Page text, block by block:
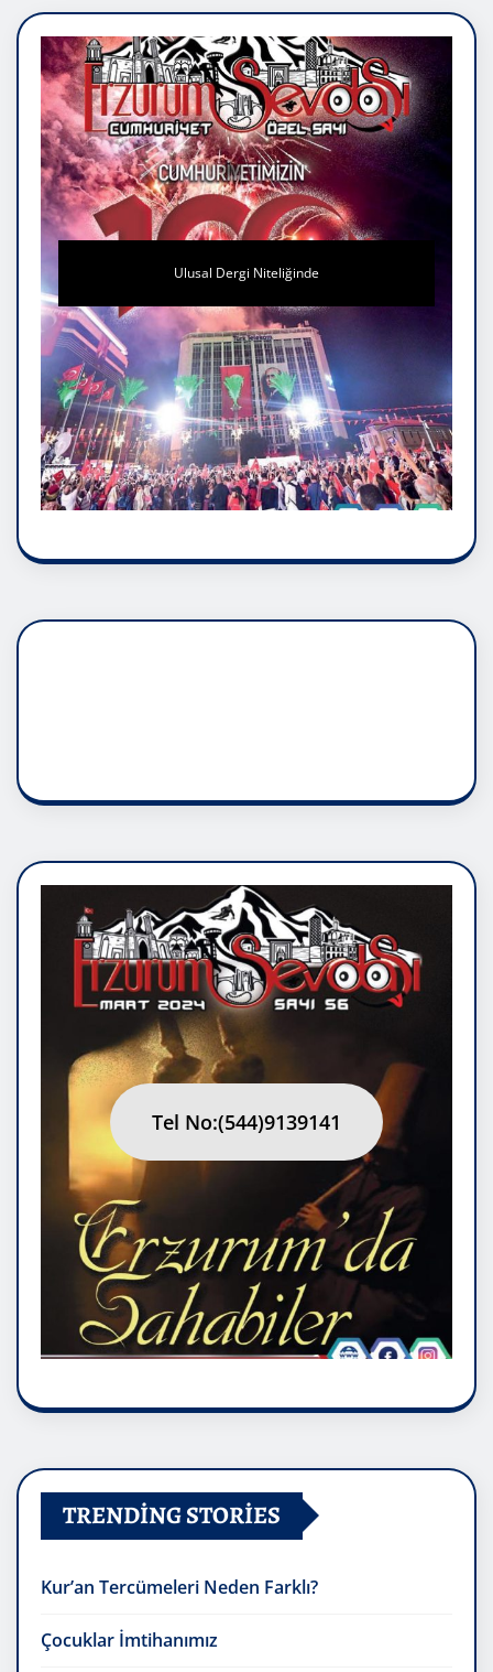
Ulusal Dergi Niteliğinde
Tel No:(544)9139141
TRENDING STORIES
Kur’an Tercümeleri Neden Farklı?
Çocuklar İmtihanımız